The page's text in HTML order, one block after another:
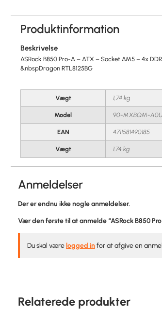
Produktinformation
Beskrivelse
ASRock B850 Pro-A – ATX – Socket AM5 – 4x
&nbspDragon RTL8125BG
Vægt 1,74 kg
Model 90-MXBQM-
EAN 4711581490185
Vægt 1.74 kg
Anmeldelser
Der er endnu ikke nogle anmeldelser.
Vær den første til at anmelde “ASRock B850
Du skal være logged infor at afgive en
Relaterede produkter